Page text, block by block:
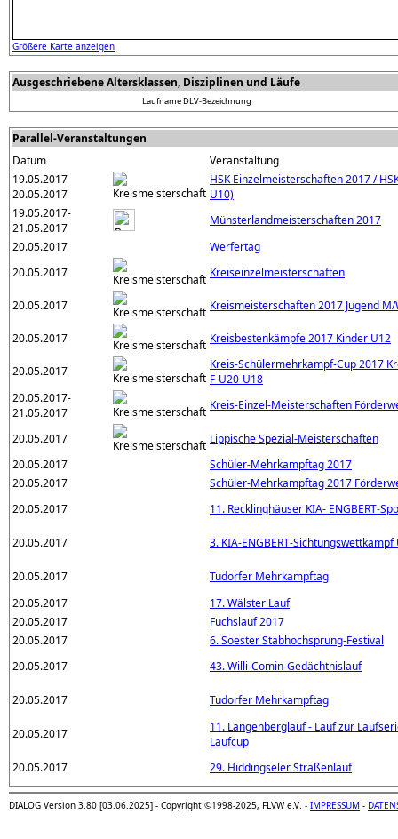
Größere Karte anzeigen
Ausgeschriebene Altersklassen, Disziplinen und Läufe
LaufnameDLV-Bezeichnung
Parallel-Veranstaltungen
Datum
Veranstaltung
19.05.2017-
20.05.2017
HSK Einzelmeisterschaften 2017 /
U10)
19.05.2017-
21.05.2017
Münsterlandmeisterschaften 2017
20.05.2017
Werfertag
20.05.2017
Kreiseinzelmeisterschaften
20.05.2017 Kreismeisterschaften 2017 Jugend M/
20.05.2017 Kreisbestenkämpfe 2017 Kinder U12
20.05.2017
Kreis-Schülermehrkampf-Cup 2017
F-U20-U18
20.05.2017-
21.05.2017
Kreis-Einzel-Meisterschaften
20.05.2017
Lippische Spezial-Meisterschaften
20.05.2017
Schüler-Mehrkampftag 2017
20.05.2017
Schüler-Mehrkampftag 2017
20.05.2017
11. Recklinghäuser KIA- ENGBERT-
20.05.2017 3. KIA-ENGBERT-
20.05.2017
Tudorfer Mehrkampftag
20.05.2017
17. Wälster Lauf
20.05.2017
Fuchslauf 2017
20.05.2017
6. Soester Stabhochsprung-Festival
20.05.2017
43. Willi-Comin-Gedächtnislauf
20.05.2017 Tudorfer Mehrkampftag
20.05.2017
11. Langenberglauf - Lauf zur
Laufcup
20.05.2017
29. Hiddingseler Straßenlauf
DIALOG Version 3.80 [03.06.2025] - Copyright ©1998-2025, FLVW e.V. - IMPRESSUM -